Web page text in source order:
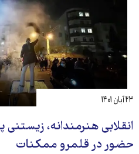
انقلابی هنرمندانه، زیستنی
حضور در قلمرو ممکنات
۲۳ آبان ۱۴۰۱